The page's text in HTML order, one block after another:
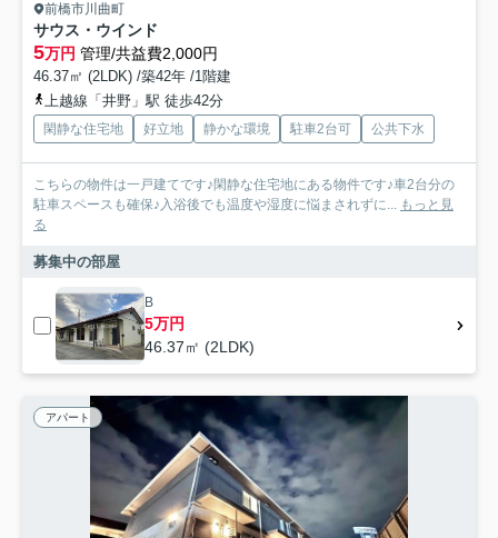
前橋市川曲町
サウス・ウインド
5万円 管理/共益費2,000円
46.37㎡ (2LDK) /築42年 /1階建
上越線「井野」駅 徒歩42分
閑静な住宅地 好立地 静かな環境 駐車2台可 公共下水
こちらの物件は一戸建てです♪閑静な住宅地にある物件です♪車2台分の
駐車スペースも確保♪入浴後でも温度や湿度に悩まされずに... もっと見
る
募集中の部屋
B
5万円
46.37㎡ (2LDK)
アパート